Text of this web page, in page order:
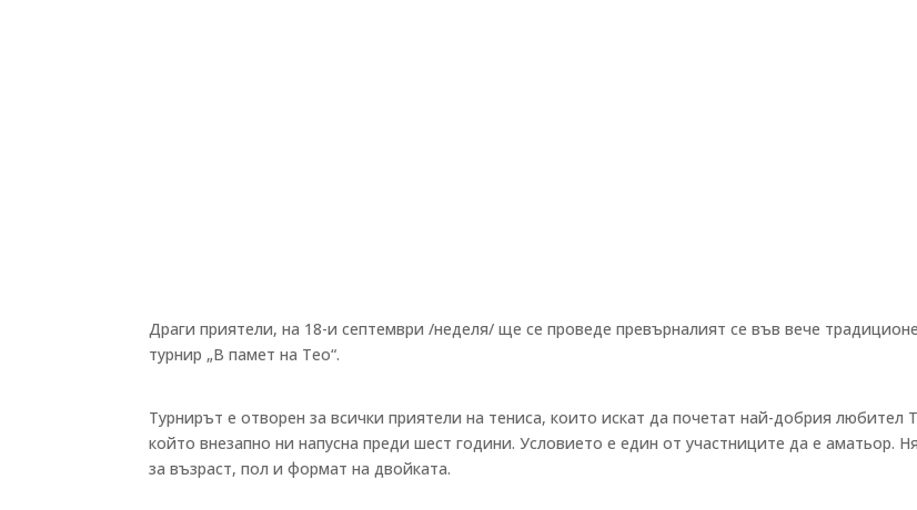
Драги приятели, на 18-и септември /неделя/ ще се проведе превърналият се във вече
турнир „В памет на Тео“.
Турнирът е отворен за всички приятели на тениса, които искат да почетат най-добрия любител
който внезапно ни напусна преди шест години. Условието е един от участниците да е аматьор.
за възраст, пол и формат на двойката.